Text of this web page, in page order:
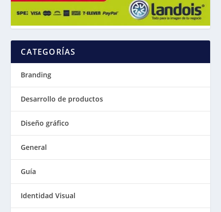
CATEGORÍAS
Branding
Desarrollo de productos
Diseño gráfico
General
Guía
Identidad Visual